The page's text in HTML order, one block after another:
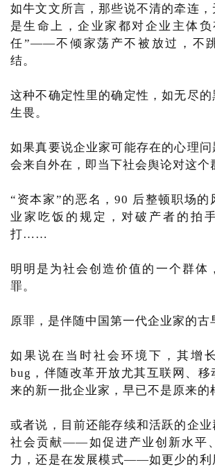
如牛文文所言，那些说不清的牵连
是生命上，企业家都对企业主体
任”——不倾家荡产不被放过，不
结。
这种不确定性里的确定性，如无尽
生畏。
如果真要说企业家可能存在的心理
会来自外在，即当下社会舆论对这个
“资本家”的恶名，90 后整顿职场的
业家吃饭的规定，对破产者的拍
打……
明明是为社会创造价值的一个群体
罪。
原罪，是伴随中国第一代企业家的古
如果说在当时社会环境下，其增
bug，伴随改革开放尤其互联网、移
来的新一批企业家，早已不是原来的
或者说，目前还能存续和活跃的企
社会贡献——如促进产业创新水平
力，还是在发展模式——如更少的利